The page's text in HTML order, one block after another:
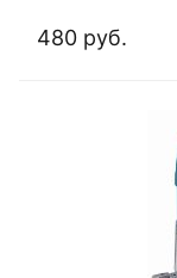
480 руб.